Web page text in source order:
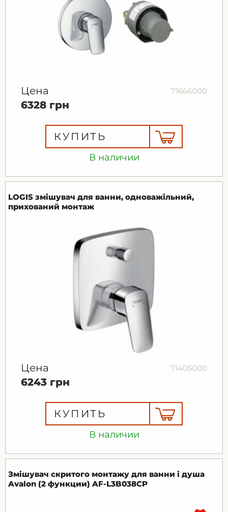
В наличии
Цена 71666000
6328 грн
КУПИТЬ
В наличии
LOGIS змішувач для ванни, одноважільний,
прихований монтаж
Цена 71405000
6243 грн
КУПИТЬ
Змішувач скритого монтажу для ванни і душа
Avalon (2 функции) AF-L3B038CP